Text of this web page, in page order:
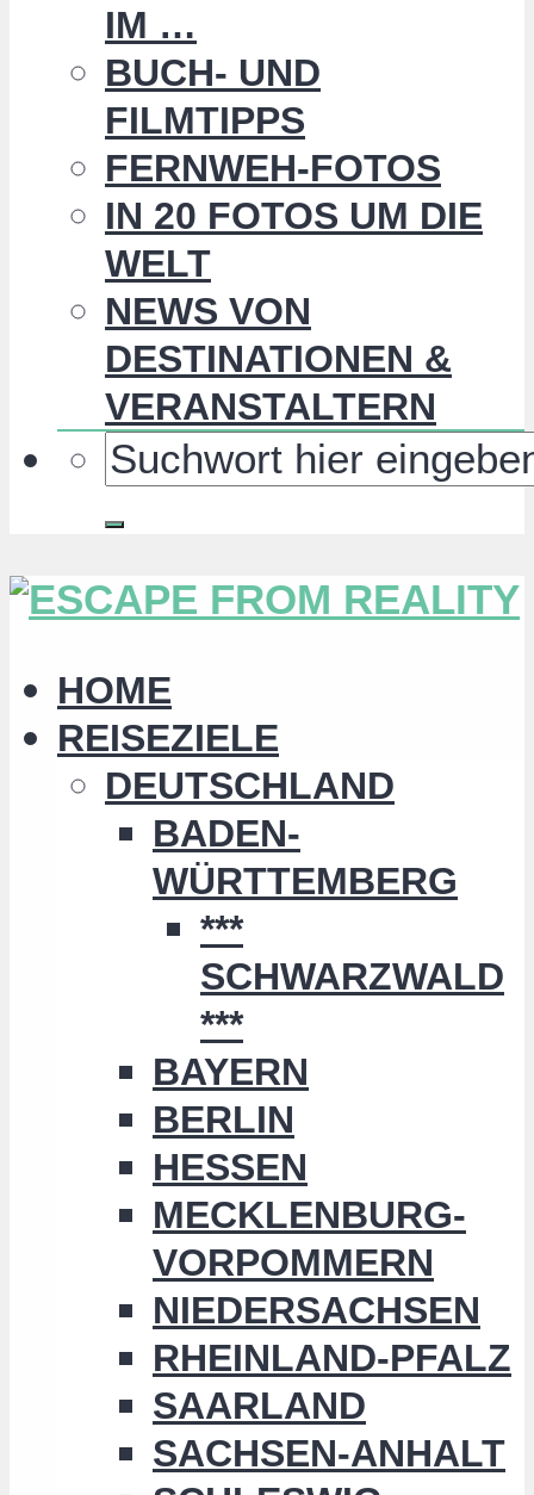
IM …
BUCH- UND
FILMTIPPS
FERNWEH-FOTOS
IN 20 FOTOS UM DIE
WELT
NEWS VON
DESTINATIONEN &
VERANSTALTERN
HOME
REISEZIELE
DEUTSCHLAND
BADEN-
WÜRTTEMBERG
***
SCHWARZWALD
***
BAYERN
BERLIN
HESSEN
MECKLENBURG-
VORPOMMERN
NIEDERSACHSEN
RHEINLAND-PFALZ
SAARLAND
SACHSEN-ANHALT